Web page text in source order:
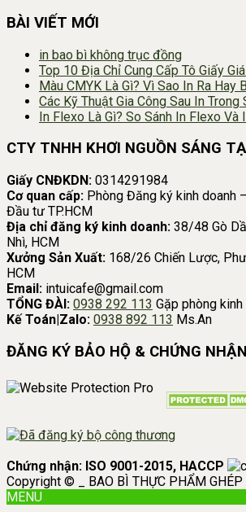
BÀI VIẾT MỚI
in bao bì không trục đồng
Top 10 Địa Chỉ Cung Cấp Tô Giấy
Màu CMYK Là Gì? Vì Sao In Ra Hay
Các Kỹ Thuật Gia Công Sau In Trong
In Flexo Là Gì? So Sánh In Flexo Và
CTY TNHH KHƠI NGUỒN SÁNG
Giấy CNĐKDN: 0314291984
Cơ quan cấp: Phòng Đăng ký kinh doanh
Đầu tư TP.HCM
Địa chỉ đăng ký kinh doanh: 38/48 Gò
Nhì, HCM
Xưởng Sản Xuất: 168/26 Chiến Lược,
HCM
Email: intuicafe@gmail.com
TỔNG ĐÀI: 0938 292 113 Gặp phòng kinh
Kế Toán|Zalo: 0938 892 113 Ms.An
ĐĂNG KÝ BẢO HỘ & CHỨNG NHẬN
Chứng nhận: ISO 9001-2015, HACCP
Copyright © _ BAO BÌ THỰC PHẨM GHÉP
MENU